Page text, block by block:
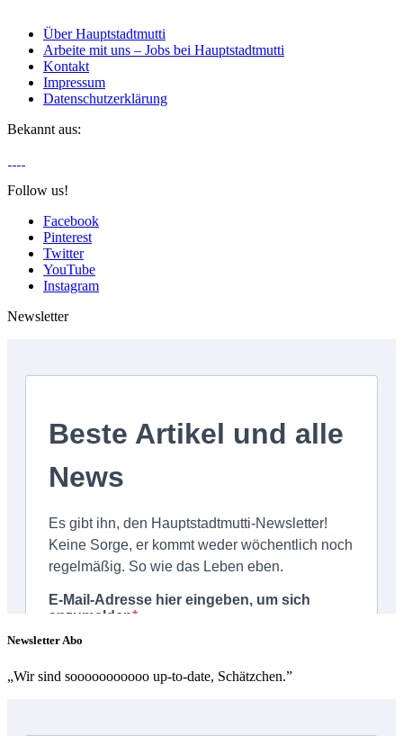
Über Hauptstadtmutti
Arbeite mit uns – Jobs bei Hauptstadtmutti
Kontakt
Impressum
Datenschutzerklärung
Bekannt aus:
Follow us!
Facebook
Pinterest
Twitter
YouTube
Instagram
Newsletter
Newsletter Abo
„Wir sind sooooooooooo up-to-date, Schätzchen.”